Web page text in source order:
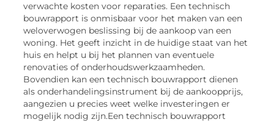
verwachte kosten voor reparaties. Een technisch
bouwrapport is onmisbaar voor het maken van een
weloverwogen beslissing bij de aankoop van een
woning. Het geeft inzicht in de huidige staat van het
huis en helpt u bij het plannen van eventuele
renovaties of onderhoudswerkzaamheden.
Bovendien kan een technisch bouwrapport dienen
als onderhandelingsinstrument bij de aankoopprijs,
aangezien u precies weet welke investeringen er
mogelijk nodig zijn.Een technisch bouwrapport